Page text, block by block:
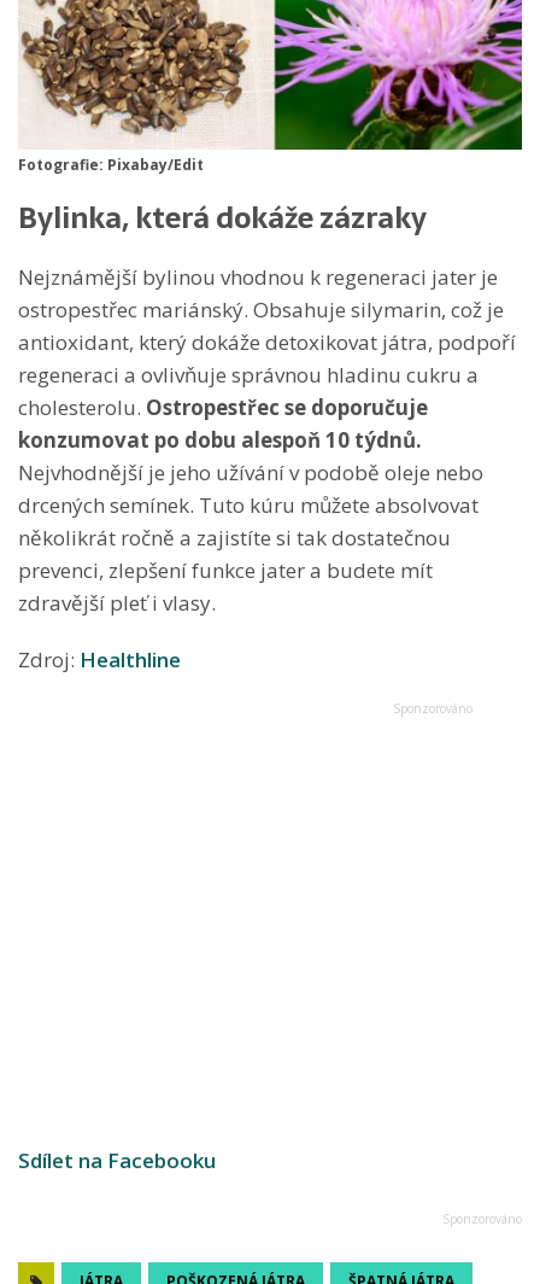
Fotografie: Pixabay/Edit
Bylinka, která dokáže zázraky
Nejznámější bylinou vhodnou k regeneraci jater je
ostropestřec mariánský. Obsahuje silymarin, což je
antioxidant, který dokáže detoxikovat játra, podpoří
regeneraci a ovlivňuje správnou hladinu cukru a
cholesterolu. Ostropestřec se doporučuje
konzumovat po dobu alespoň 10 týdnů.
Nejvhodnější je jeho užívání v podobě oleje nebo
drcených semínek. Tuto kúru můžete absolvovat
několikrát ročně a zajistíte si tak dostatečnou
prevenci, zlepšení funkce jater a budete mít
zdravější pleť i vlasy.
Zdroj: Healthline
Sdílet na Facebooku